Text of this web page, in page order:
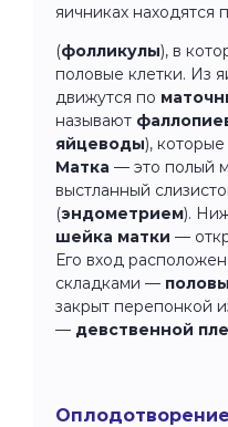
яичниках находятся
(фолликулы), в
половые клетки. Из
движутся по
называют
яйцеводы),
Матка — это полый
выстланный
(эндометрием).
шейка матки —
Его вход
складками —
закрыт перепонкой
— девственной
Оплодотворение